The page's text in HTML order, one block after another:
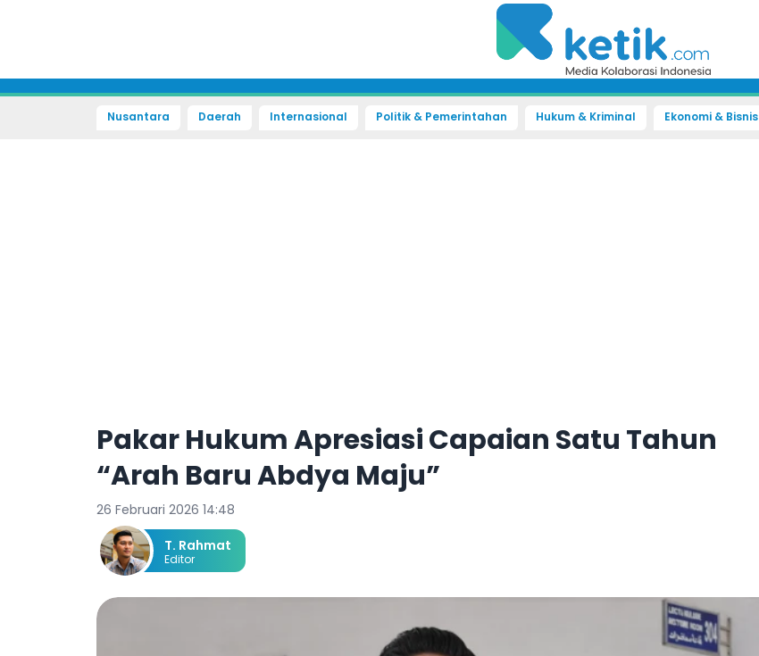
Nusantara Daerah Internasional Politik & Pemerintahan Hukum & Kriminal Ekonomi & Bisnis
Pakar Hukum Apresiasi Capaian Satu Tahun
“Arah Baru Abdya Maju”
26 Februari 2026 14:48
T. Rahmat
Editor